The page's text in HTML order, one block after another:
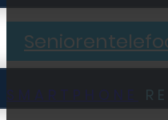
SMARTPHONE